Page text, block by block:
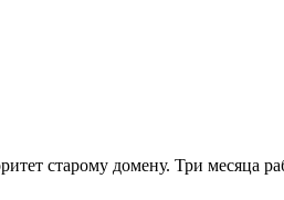
старому домену. Три месяца